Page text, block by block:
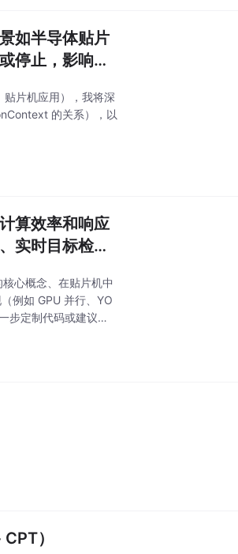
如半导体贴片
停止，影响实
片机应用），我将深
的关系），以
算效率和响应
实时目标检测
心概念、在贴片机中
例如 GPU 并行、YO
步定制代码或建议！
）